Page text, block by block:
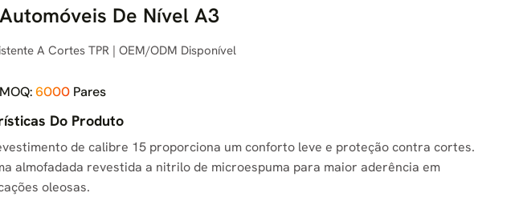
De Nível A3
A Cortes TPR | OEM/ODM Disponível
6000 Pares
Do Produto
de calibre 15 proporciona um conforto leve e proteção contra cortes.
almofadada revestida a nitrilo de microespuma para maior aderência em
oleosas.